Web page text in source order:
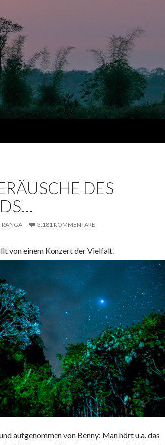
DES
RANGA 3.181 KOMMENTARE
von einem Konzert der Vielfalt.
aufgenommen von Benny: Man hört u.a. das